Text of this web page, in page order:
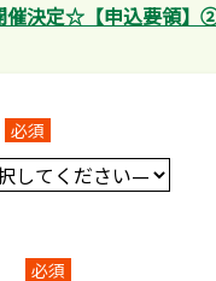
決定☆【申込要領】
必須
必須